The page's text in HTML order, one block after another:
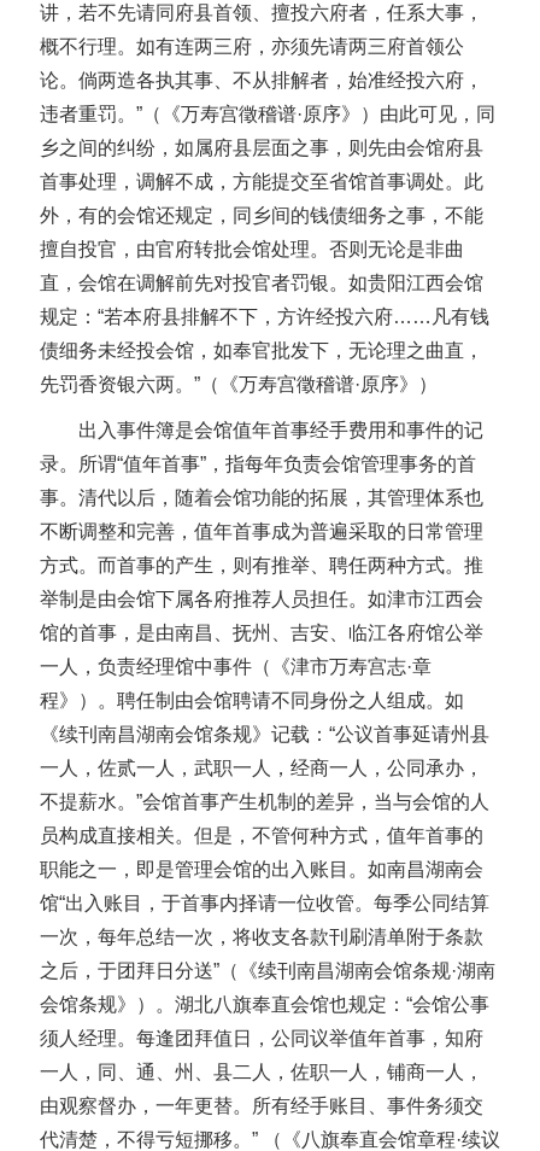
讲，若不先请同府县首领、擅投六府者，任系大事，
概不行理。如有连两三府，亦须先请两三府首领公
论。倘两造各执其事、不从排解者，始准经投六府，
违者重罚。”（《万寿宫徵稽谱·原序》）由此可见，同
乡之间的纠纷，如属府县层面之事，则先由会馆府县
首事处理，调解不成，方能提交至省馆首事调处。此
外，有的会馆还规定，同乡间的钱债细务之事，不能
擅自投官，由官府转批会馆处理。否则无论是非曲
直，会馆在调解前先对投官者罚银。如贵阳江西会馆
规定：“若本府县排解不下，方许经投六府……凡有钱
债细务未经投会馆，如奉官批发下，无论理之曲直，
先罚香资银六两。”（《万寿宫徵稽谱·原序》）
出入事件簿是会馆值年首事经手费用和事件的记
录。所谓“值年首事”，指每年负责会馆管理事务的首
事。清代以后，随着会馆功能的拓展，其管理体系也
不断调整和完善，值年首事成为普遍采取的日常管理
方式。而首事的产生，则有推举、聘任两种方式。推
举制是由会馆下属各府推荐人员担任。如津市江西会
馆的首事，是由南昌、抚州、吉安、临江各府馆公举
一人，负责经理馆中事件（《津市万寿宫志·章
程》）。聘任制由会馆聘请不同身份之人组成。如
《续刊南昌湖南会馆条规》记载：“公议首事延请州县
一人，佐贰一人，武职一人，经商一人，公同承办，
不提薪水。”会馆首事产生机制的差异，当与会馆的人
员构成直接相关。但是，不管何种方式，值年首事的
职能之一，即是管理会馆的出入账目。如南昌湖南会
馆“出入账目，于首事内择请一位收管。每季公同结算
一次，每年总结一次，将收支各款刊刷清单附于条款
之后，于团拜日分送”（《续刊南昌湖南会馆条规·湖南
会馆条规》）。湖北八旗奉直会馆也规定：“会馆公事
须人经理。每逢团拜值日，公同议举值年首事，知府
一人，同、通、州、县二人，佐职一人，铺商一人，
由观察督办，一年更替。所有经手账目、事件务须交
代清楚，不得亏短挪移。” （《八旗奉直会馆章程·续议